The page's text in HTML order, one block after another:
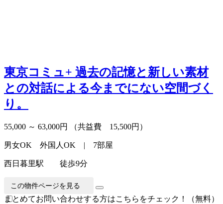
東京コミュ+ 過去の記憶と新しい素材
との対話による今までにない空間づく
り。
55,000 ～ 63,000円 （共益費 15,500円）
男女OK 外国人OK | 7部屋
西日暮里駅 徒歩9分
この物件ページを見る
まとめてお問い合わせする方はこちらをチェック！（無料）